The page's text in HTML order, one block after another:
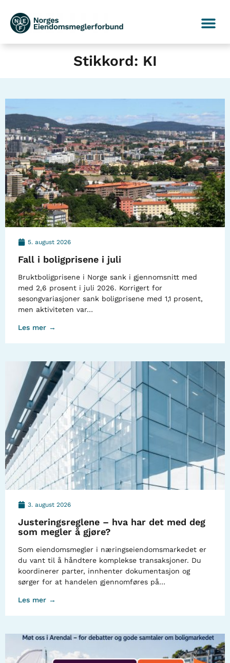
Stikkord: KI
5. august 2026
Fall i boligprisene i juli
Bruktboligprisene i Norge sank i gjennomsnitt med
med 2,6 prosent i juli 2026. Korrigert for
sesongvariasjoner sank boligprisene med 1,1 prosent,
men aktiviteten var…
Les mer →
3. august 2026
Justeringsreglene – hva har det med deg
som megler å gjøre?
Som eiendomsmegler i næringseiendomsmarkedet er
du vant til å håndtere komplekse transaksjoner. Du
koordinerer parter, innhenter dokumentasjon og
sørger for at handelen gjennomføres på…
Les mer →